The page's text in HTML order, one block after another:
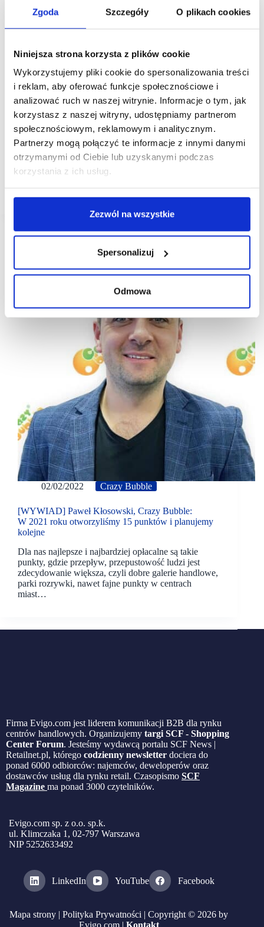
Zgoda Szczegóły O plikach cookies
Niniejsza strona korzysta z plików cookie
Wykorzystujemy pliki cookie do spersonalizowania treści
i reklam, aby oferować funkcje społecznościowe i
analizować ruch w naszej witrynie. Informacje o tym, jak
korzystasz z naszej witryny, udostępniamy partnerom
społecznościowym, reklamowym i analitycznym.
Partnerzy mogą połączyć te informacje z innymi danymi
otrzymanymi od Ciebie lub uzyskanymi podczas
korzystania z ich usług.
Zezwól na wszystkie
Spersonalizuj
Odmowa
24/05/2023 Crazy Bubble
[WYWIAD] Jakub Woźniczka, Crazy Bubble: Każdy
rok kończymy z podwojoną liczbą placówek
Od roku 2021 notujemy średniego rocznego przyrostu
około 40 lokali, co oznacza, że każdy rok kończymy z
podwojoną liczbą placówek w porównaniu z
Woźniczka, Dyrektor ds. Rozwoju Crazy Bubble
02/02/2022 Crazy Bubble
[WYWIAD] Paweł Kłosowski, Crazy Bubble:
W 2021 roku otworzyliśmy 15 punktów i planujemy
kolejne
Dla nas najlepsze i najbardziej opłacalne są takie
punkty, gdzie przepływ, przepustowość ludzi jest
zdecydowanie większa, czyli dobre galerie handlowe,
parki rozrywki, nawet fajne punkty w centrach
miast…
Firma Evigo.com jest liderem komunikacji B2B dla rynku
centrów handlowych. Organizujemy targi SCF - Shopping
Center Forum. Jesteśmy wydawcą portalu SCF News |
Retailnet.pl, którego codzienny newsletter dociera do
ponad 6000 odbiorców: najemców, deweloperów oraz
dostawców usług dla rynku retail. Czasopismo SCF
Magazine ma ponad 3000 czytelników.
Evigo.com sp. z o.o. sp.k.
ul. Klimczaka 1, 02-797 Warszawa
NIP 5252633492
LinkedIn YouTube Facebook
Mapa strony |Polityka Prywatności | Copyright © 2026 by